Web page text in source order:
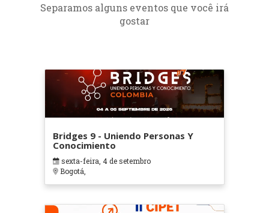
Separamos alguns eventos que você irá
gostar
Bridges 9 - Uniendo Personas Y
Conocimiento
sexta-feira, 4 de setembro
Bogotá,